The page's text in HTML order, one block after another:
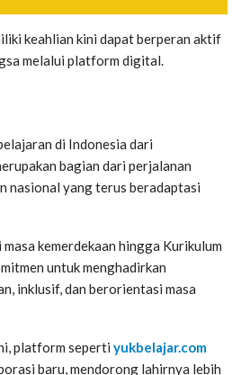
keahlian kini dapat berperan aktif
melalui platform digital.
di Indonesia dari
bagian dari perjalanan
nasional yang terus beradaptasi
kemerdekaan hingga Kurikulum
untuk menghadirkan
inklusif, dan berorientasi masa
platform seperti yukbelajar.com
baru, mendorong lahirnya lebih